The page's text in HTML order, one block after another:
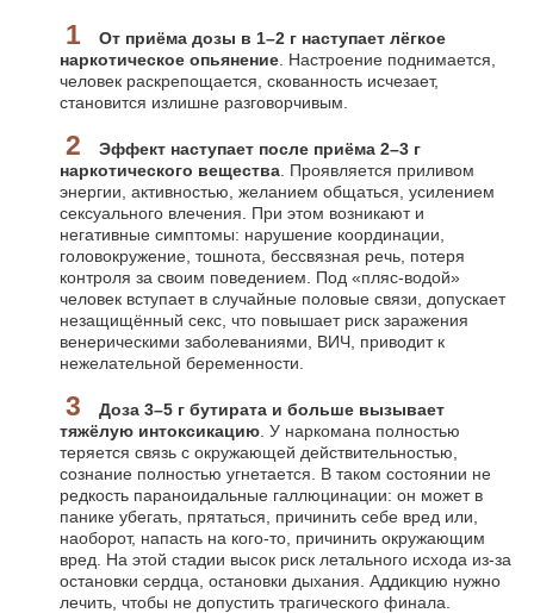
От приёма дозы в 1–2 г наступает лёгкое
наркотическое опьянение . Настроение поднимается,
человек раскрепощается, скованность исчезает,
становится излишне разговорчивым.
Эффект наступает после приёма 2–3 г
наркотического вещества . Проявляется приливом
энергии, активностью, желанием общаться, усилением
сексуального влечения. При этом возникают и
негативные симптомы: нарушение координации,
головокружение, тошнота, бессвязная речь, потеря
контроля за своим поведением. Под «пляс-водой»
человек вступает в случайные половые связи, допускает
незащищённый секс, что повышает риск заражения
венерическими заболеваниями, ВИЧ, приводит к
нежелательной беременности.
Доза 3–5 г бутирата и больше вызывает
тяжёлую интоксикацию . У наркомана полностью
теряется связь с окружающей действительностью,
сознание полностью угнетается. В таком состоянии не
редкость параноидальные галлюцинации: он может в
панике убегать, прятаться, причинить себе вред или,
наоборот, напасть на кого-то, причинить окружающим
вред. На этой стадии высок риск летального исхода из-за
остановки сердца, остановки дыхания. Аддикцию нужно
лечить, чтобы не допустить трагического финала.